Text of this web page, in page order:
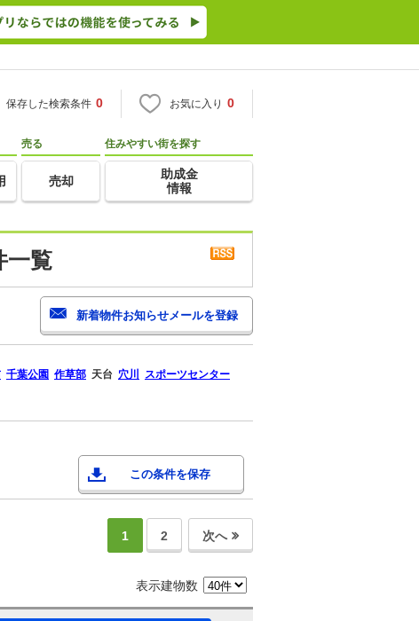
保存した検索条件 0 お気に入り 0
売る
売却
住みやすい街を探す
助成金
情報
一覧
千葉公園 作草部 天台 穴川
スポーツセンター
この条件を保存
1 2 次へ
表示建物数